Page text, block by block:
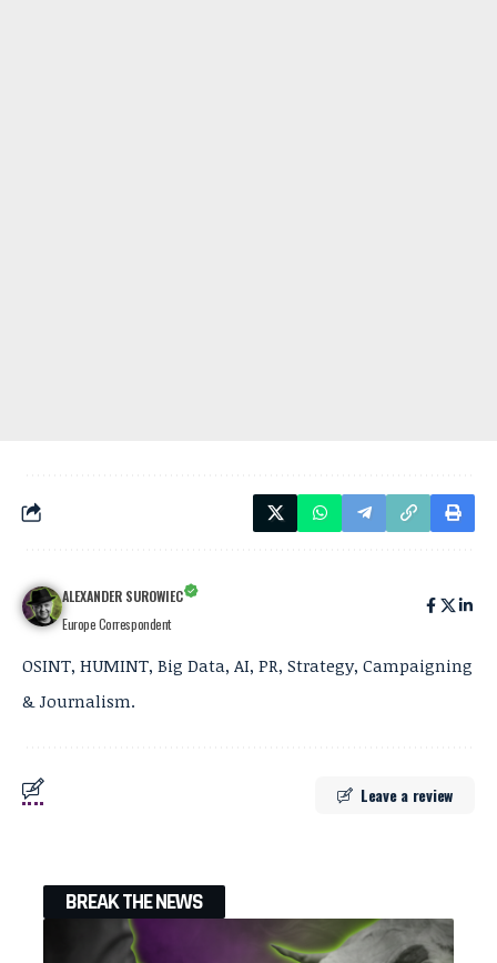
ALEXANDER SUROWIEC
Europe Correspondent
OSINT, HUMINT, Big Data, AI, PR, Strategy, Campaigning
& Journalism.
Leave a review
BREAK THE NEWS